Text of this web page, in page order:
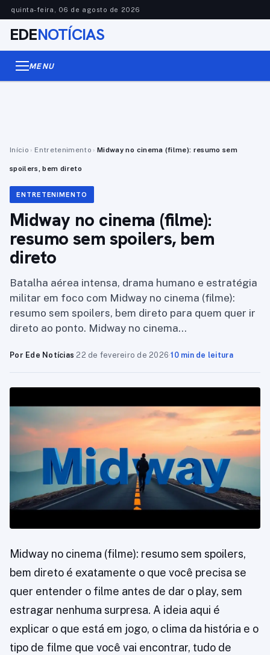
quinta-feira, 06 de agosto de 2026
EDENOTÍCIAS
MENU
Início › Entretenimento › Midway no cinema (filme): resumo sem
spoilers, bem direto
ENTRETENIMENTO
Midway no cinema (filme):
resumo sem spoilers, bem
direto
Batalha aérea intensa, drama humano e estratégia
militar em foco com Midway no cinema (filme):
resumo sem spoilers, bem direto para quem quer ir
direto ao ponto. Midway no cinema…
Por Ede Notícias·22 de fevereiro de 2026·10 min de leitura
Midway no cinema (filme): resumo sem spoilers,
bem direto é exatamente o que você precisa se
quer entender o filme antes de dar o play, sem
estragar nenhuma surpresa. A ideia aqui é
explicar o que está em jogo, o clima da história e o
tipo de filme que você vai encontrar, tudo de